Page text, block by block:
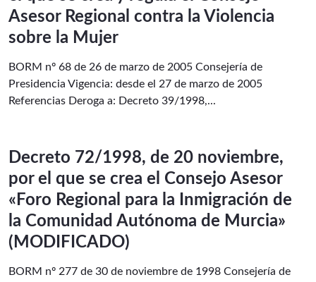
Asesor Regional contra la Violencia
sobre la Mujer
BORM nº 68 de 26 de marzo de 2005 Consejería de
Presidencia Vigencia: desde el 27 de marzo de 2005
Referencias Deroga a: Decreto 39/1998,...
Decreto 72/1998, de 20 noviembre,
por el que se crea el Consejo Asesor
«Foro Regional para la Inmigración de
la Comunidad Autónoma de Murcia»
(MODIFICADO)
BORM nº 277 de 30 de noviembre de 1998 Consejería de